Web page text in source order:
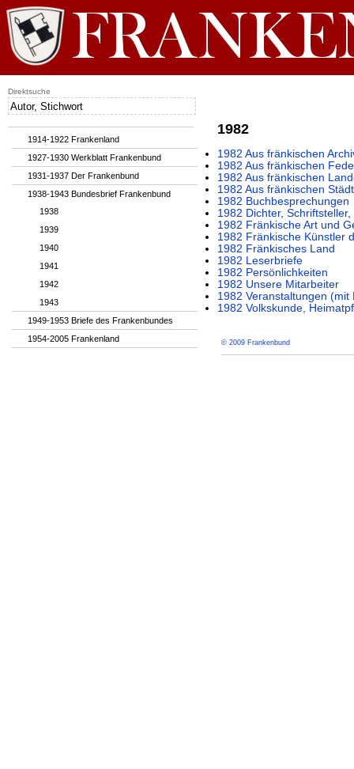
1982
1982 Aus fränkischen
1982 Aus fränkischen
1982 Aus fränkischen
1982 Aus fränkischen
1982 Buchbesprechungen
1982 Dichter,
1982 Fränkische Art und
1982 Fränkische Künstler
1982 Fränkisches Land
1982 Leserbriefe
1982 Persönlichkeiten
1982 Unsere Mitarbeiter
1982 Veranstaltungen
1982 Volkskunde,
© 2009 Frankenbund
1914-1922 Frankenland
1927-1930 Werkblatt Frankenbund
1931-1937 Der Frankenbund
1938-1943 Bundesbrief Frankenbund
1938
1939
1940
1941
1942
1943
1949-1953 Briefe des Frankenbundes
1954-2005 Frankenland
Direktsuche